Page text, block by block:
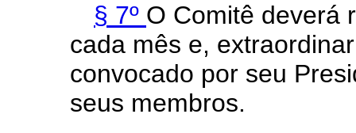
§ 7º O Comitê deverá
cada mês e,
convocado por seu
seus membros.